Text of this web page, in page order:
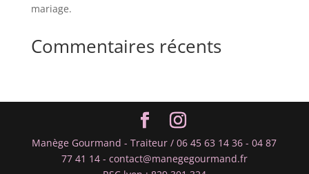
mariage.
Commentaires récents
Manège Gourmand - Traiteur / 06 45 63 14 36 - 04 87
77 41 14 - contact@manegegourmand.fr